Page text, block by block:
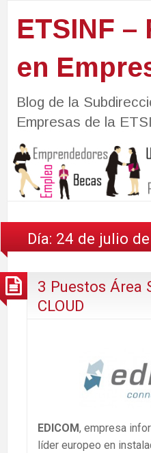
ETSINF
en
Blog de la
Empresas de la
Día: 24 de julio
3 Puestos Área
CLOUD
EDICOM, empresa
líder europeo en